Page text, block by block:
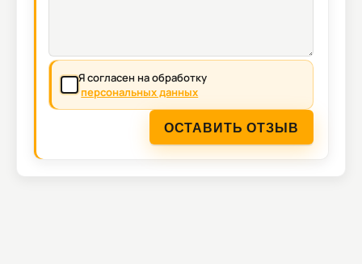
Я согласен на обработку
персональных данных
ОСТАВИТЬ ОТЗЫВ